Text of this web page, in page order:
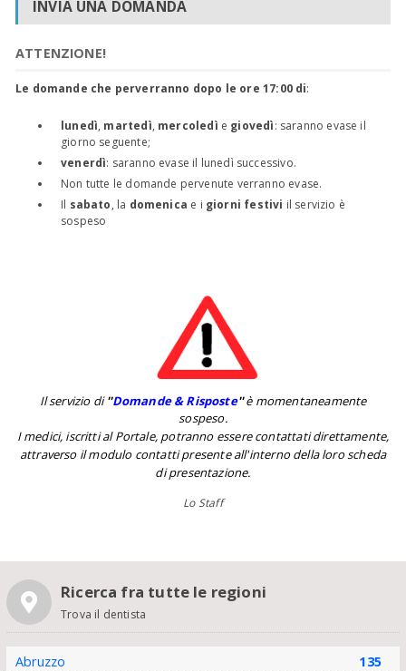
INVIA UNA DOMANDA
ATTENZIONE!
Le domande che perverranno dopo le ore 17:00 di:
lunedì, martedì, mercoledì e giovedì: saranno evase il
giorno seguente;
venerdì: saranno evase il lunedì successivo.
Non tutte le domande pervenute verranno evase.
Il sabato, la domenica e i giorni festivi il servizio è
sospeso
Il servizio di''Domande & Risposte''è momentaneamente
sospeso.
I medici, iscritti al Portale, potranno essere contattati direttamente,
attraverso il modulo contatti presente all'interno della loro scheda
di presentazione.
Lo Staff
Ricerca fra tutte le regioni
Trova il dentista
Abruzzo 135